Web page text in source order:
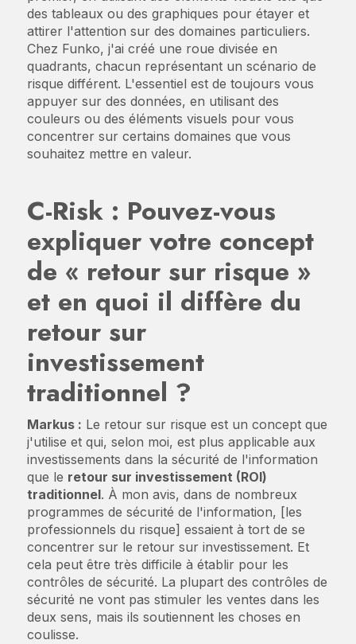
des tableaux ou des graphiques pour étayer et
attirer l'attention sur des domaines particuliers.
Chez Funko, j'ai créé une roue divisée en
quadrants, chacun représentant un scénario de
risque différent. L'essentiel est de toujours vous
appuyer sur des données, en utilisant des
couleurs ou des éléments visuels pour vous
concentrer sur certains domaines que vous
souhaitez mettre en valeur.
C-Risk : Pouvez-vous
expliquer votre concept
de « retour sur risque »
et en quoi il diffère du
retour sur
investissement
traditionnel ?
Markus : Le retour sur risque est un concept que
j'utilise et qui, selon moi, est plus applicable aux
investissements dans la sécurité de l'information
que le retour sur investissement (ROI)
traditionnel. À mon avis, dans de nombreux
programmes de sécurité de l'information, [les
professionnels du risque] essaient à tort de se
concentrer sur le retour sur investissement. Et
cela peut être très difficile à établir pour les
contrôles de sécurité. La plupart des contrôles de
sécurité ne vont pas stimuler les ventes dans les
deux sens, mais ils soutiennent les choses en
coulisse.